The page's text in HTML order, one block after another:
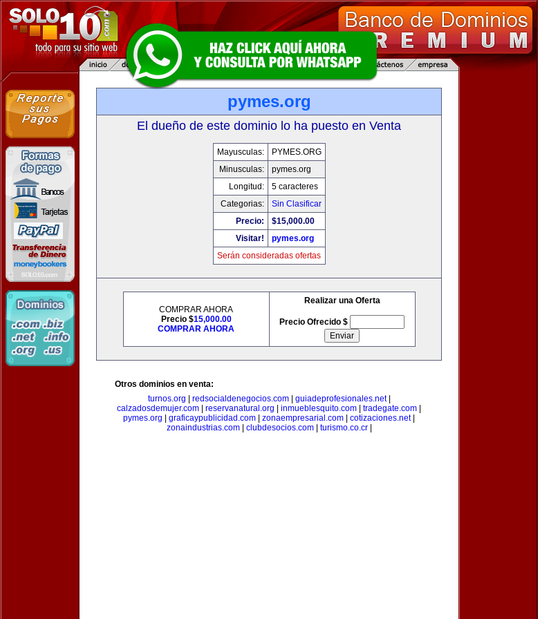
pymes.org
El dueño de este dominio lo ha puesto en Venta
Mayusculas:
PYMES.ORG
Minusculas:
pymes.org
Longitud:
5 caracteres
Categorias:
Sin Clasificar
Precio:
$15,000.00
Visitar!
pymes.org
Serán consideradas ofertas
COMPRAR AHORA
Precio $15,000.00
COMPRAR AHORA
Realizar una Oferta
Precio Ofrecido $
Otros dominios en venta:
turnos.org
redsocialdenegocios.com| guiadeprofesionales.net|
calzadosdemujer.com
reservanatural.org inmueblesquito.com tradegate.com
pymes.org
graficaypublicidad.com zonaempresarial.com cotizaciones.net|
zonaindustrias.com| clubdesocios.com| turismo.co.cr|